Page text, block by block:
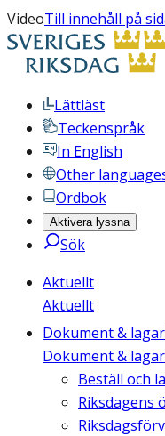
VideoTill innehåll på
Lättläst
Teckenspråk
In English
Other
Ordbok
Aktivera lyssna
Sök
Aktuellt
Aktuellt
Dokument & lagar
Dokument & lagar
Beställ och
Riksdagens